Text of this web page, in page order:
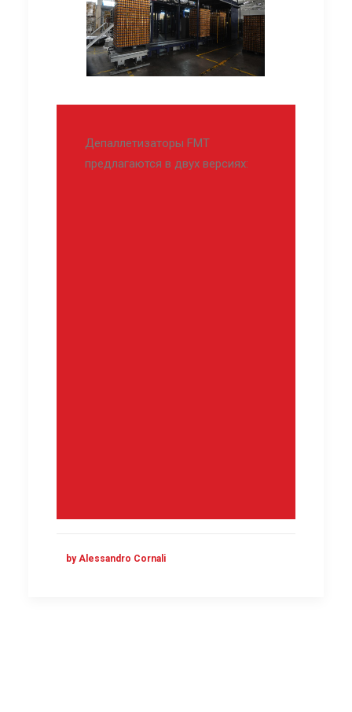
Депаллетизаторы FMT
предлагаются в двух версиях:
by Alessandro Cornali